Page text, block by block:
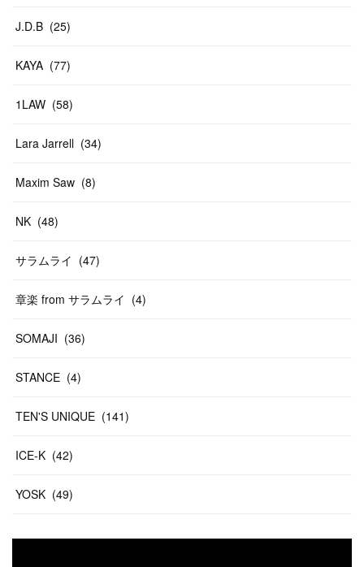
J.D.B (25)
KAYA (77)
1LAW (58)
Lara Jarrell (34)
Maxim Saw (8)
NK (48)
サラムライ (47)
章楽 from サラムライ (4)
SOMAJI (36)
STANCE (4)
TEN'S UNIQUE (141)
ICE-K (42)
YOSK (49)